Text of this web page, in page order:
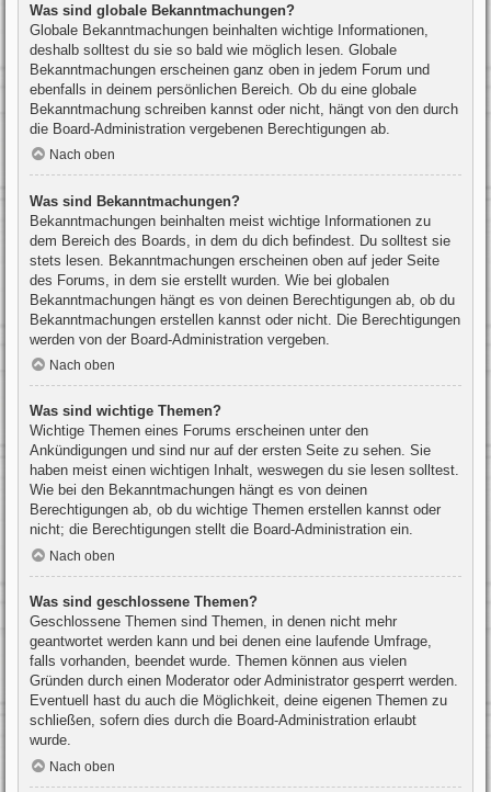
Was sind globale Bekanntmachungen?
Globale Bekanntmachungen beinhalten wichtige Informationen,
deshalb solltest du sie so bald wie möglich lesen. Globale
Bekanntmachungen erscheinen ganz oben in jedem Forum und
ebenfalls in deinem persönlichen Bereich. Ob du eine globale
Bekanntmachung schreiben kannst oder nicht, hängt von den durch
die Board-Administration vergebenen Berechtigungen ab.
Nach oben
Was sind Bekanntmachungen?
Bekanntmachungen beinhalten meist wichtige Informationen zu
dem Bereich des Boards, in dem du dich befindest. Du solltest sie
stets lesen. Bekanntmachungen erscheinen oben auf jeder Seite
des Forums, in dem sie erstellt wurden. Wie bei globalen
Bekanntmachungen hängt es von deinen Berechtigungen ab, ob du
Bekanntmachungen erstellen kannst oder nicht. Die Berechtigungen
werden von der Board-Administration vergeben.
Nach oben
Was sind wichtige Themen?
Wichtige Themen eines Forums erscheinen unter den
Ankündigungen und sind nur auf der ersten Seite zu sehen. Sie
haben meist einen wichtigen Inhalt, weswegen du sie lesen solltest.
Wie bei den Bekanntmachungen hängt es von deinen
Berechtigungen ab, ob du wichtige Themen erstellen kannst oder
nicht; die Berechtigungen stellt die Board-Administration ein.
Nach oben
Was sind geschlossene Themen?
Geschlossene Themen sind Themen, in denen nicht mehr
geantwortet werden kann und bei denen eine laufende Umfrage,
falls vorhanden, beendet wurde. Themen können aus vielen
Gründen durch einen Moderator oder Administrator gesperrt werden.
Eventuell hast du auch die Möglichkeit, deine eigenen Themen zu
schließen, sofern dies durch die Board-Administration erlaubt
wurde.
Nach oben